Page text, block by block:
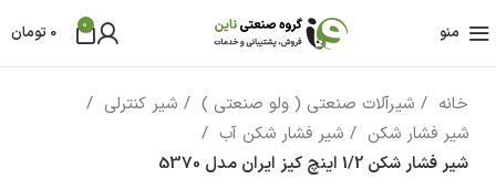
منو 0
0 تومان
خانه شیرآلات صنعتی ( ولو صنعتی )
شیر کنترلی
شیر فشار شکن
شیر فشار شکن آب
شیر فشار شکن 1/2 اینچ کیز ایران مدل 5370